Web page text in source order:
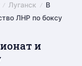
Луганск
В
ЛНР по боксу
и